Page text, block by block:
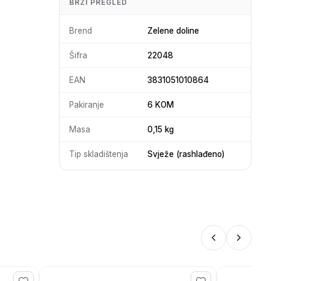
BRZI PREGLED
Brend Zelene doline
Šifra 22048
EAN 3831051010864
Pakiranje 6 KOM
Masa 0,15 kg
Tip skladištenja Svježe (rashlađeno)